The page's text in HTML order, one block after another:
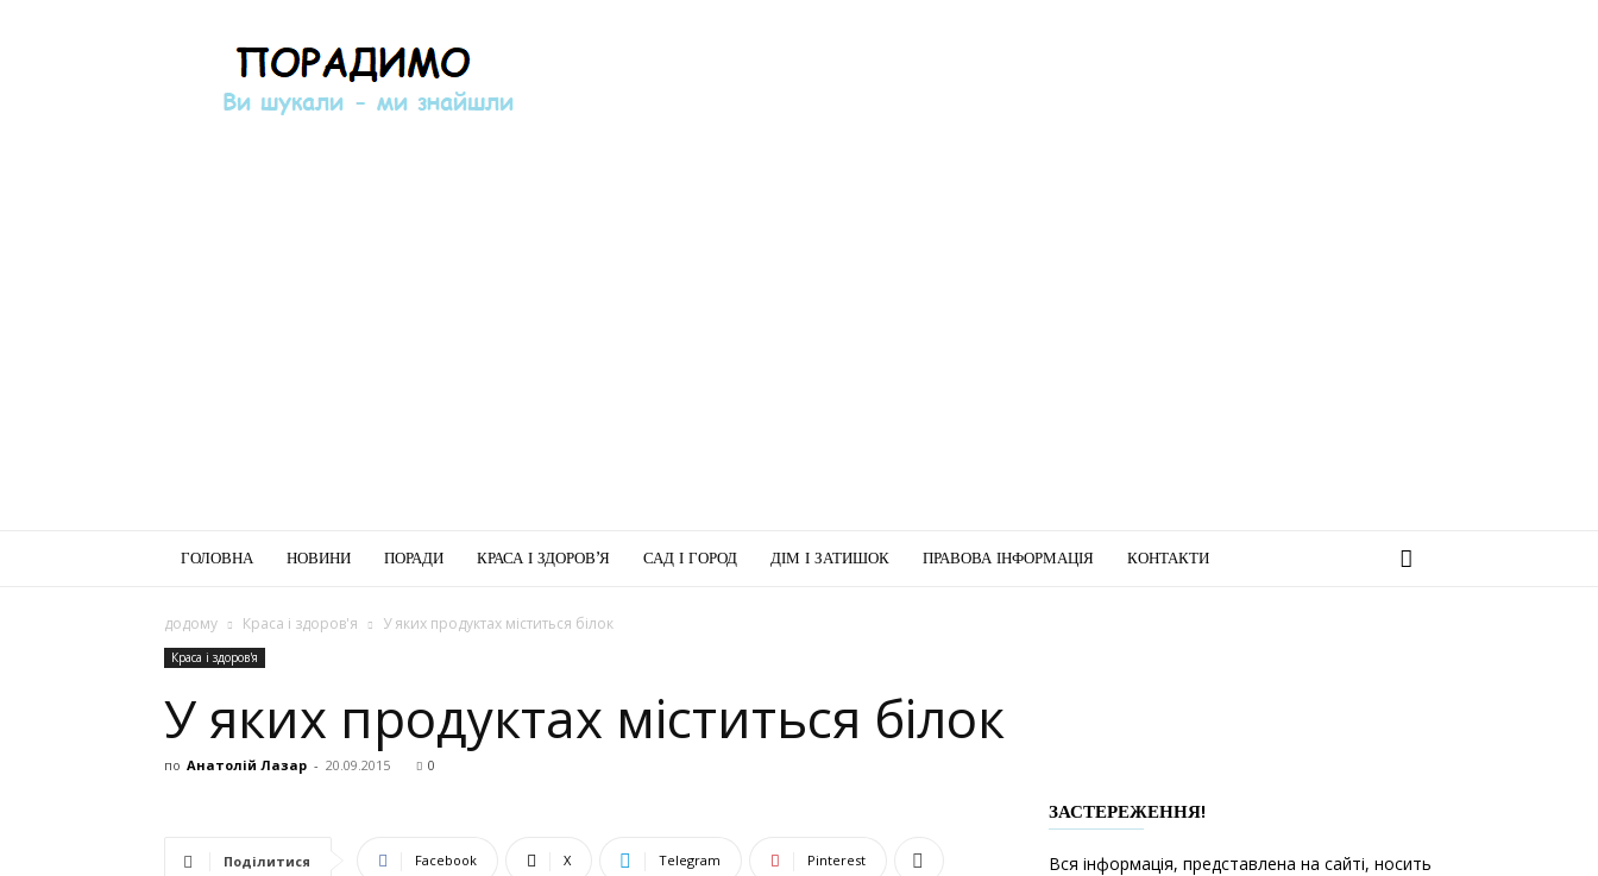
Порадимо
ГОЛОВНА НОВИНИ ПОРАДИ КРАСА І ЗДОРОВ’Я САД І ГОРОД ДІМ І ЗАТИШОК ПРАВОВА ІНФОРМАЦІЯ КОНТАКТИ
додому Краса і здоров'я У яких продуктах міститься білок
Краса і здоров'я
У яких продуктах міститься білок
по Анатолій Лазар - 20.09.2015 0
Поділитися Facebook X Telegram Pinterest
ЗАСТЕРЕЖЕННЯ!
Вся інформація, представлена на сайті, носить